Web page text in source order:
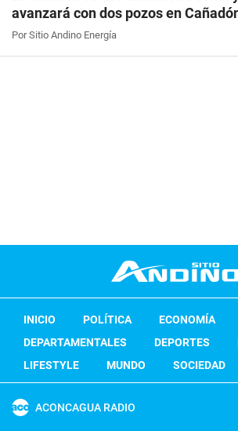
avanzará con dos pozos en
Por Sitio Andino Energía
INICIO POLÍTICA ECONOMÍA
DEPARTAMENTALES
DEPORTES
LIFESTYLE
MUNDO SOCIEDAD
ACONCAGUA RADIO